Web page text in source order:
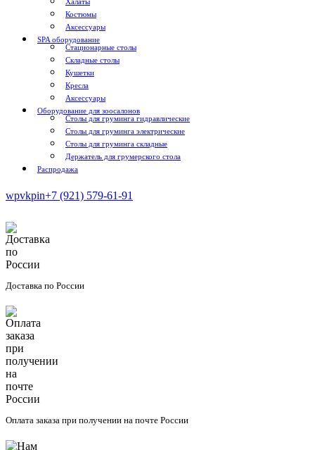
Костюмы
Аксессуары
SPA оборудование
Стационарные столы
Складные столы
Кушетки
Кресла
Аксессуары
Оборудование для зоосалонов
Столы для груминга гидравлические
Столы для груминга электрические
Столы для груминга складные
Держатель для грумерского стола
Распродажа
wpvkpin+7 (921) 579-61-91
Доставка по России
Оплата заказа при получении на почте России